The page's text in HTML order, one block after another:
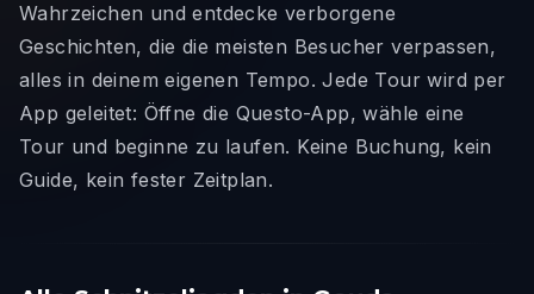
Wahrzeichen und entdecke verborgene
Geschichten, die die meisten Besucher verpassen,
alles in deinem eigenen Tempo. Jede Tour wird per
App geleitet: Öffne die Questo-App, wähle eine
Tour und beginne zu laufen. Keine Buchung, kein
Guide, kein fester Zeitplan.